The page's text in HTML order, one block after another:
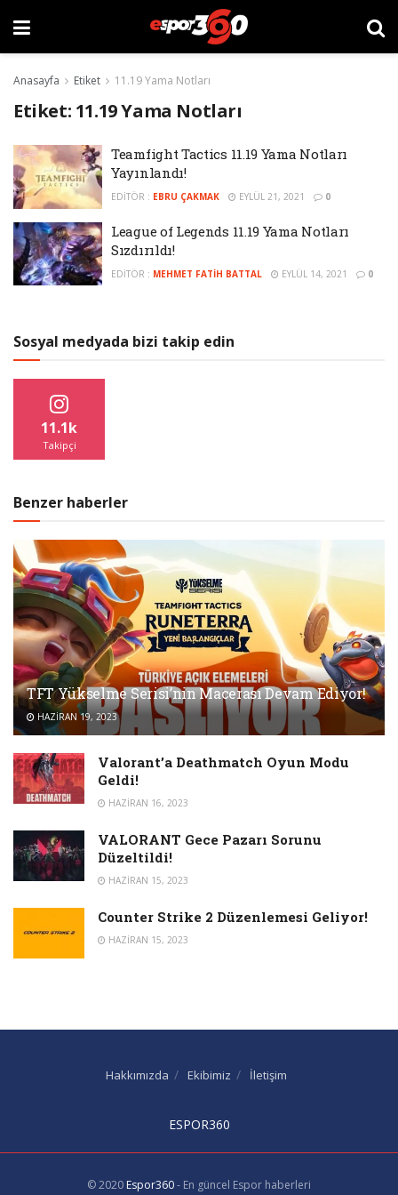
Anasayfa Etiket 11.19 Yama Notları
Etiket: 11.19 Yama Notları
Teamfight Tactics 11.19 Yama Notları
Yayınlandı!
EDITÖR : EBRU ÇAKMAK EYLÜL 21, 2021 0
League of Legends 11.19 Yama Notları
Sızdırıldı!
EDITÖR : MEHMET FATIH BATTAL EYLÜL 14, 2021 0
Sosyal medyada bizi takip edin
11.1k
Takipçi
Benzer haberler
TFT Yükselme Serisi’nin Macerası Devam Ediyor!
HAZIRAN 19, 2023
Valorant’a Deathmatch Oyun Modu
Geldi!
HAZIRAN 16, 2023
VALORANT Gece Pazarı Sorunu
Düzeltildi!
HAZIRAN 15, 2023
Counter Strike 2 Düzenlemesi Geliyor!
HAZIRAN 15, 2023
Hakkımızda Ekibimiz İletişim
ESPOR360
© 2020 Espor360- En güncel Espor haberleri